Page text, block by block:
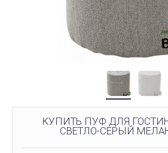
КУПИТЬ ПУФ ДЛЯ
СВЕТЛО-СЕРЫЙ